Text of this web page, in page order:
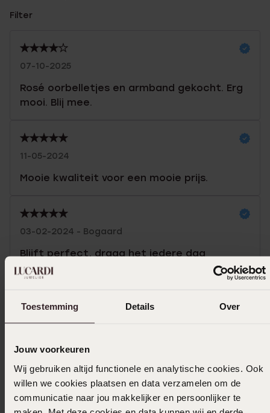
Toestemming Details Over
Jouw voorkeuren
Wij gebruiken altijd functionele en analytische cookies. Ook
willen we cookies plaatsen en data verzamelen om de
communicatie naar jou makkelijker en persoonlijker te
Filter
07-10-2025
Rosé oorbelletjes en armband gekocht. Erg
mooi. Blij mee.
11-05-2024
Mooie kwaliteit voor een mooie prijs.
03-02-2024 - Bogaard
Blijft perfect, draag het iedere dag
In winkelmand
Ook leuk voor jou